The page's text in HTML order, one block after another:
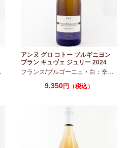
シャルドネ
アンヌ グロ コトー ブルギニヨン
ブラン キュヴェ ジュリー 2024
フランス/ブルゴーニュ ・ 白：辛口
9,350円（税込）